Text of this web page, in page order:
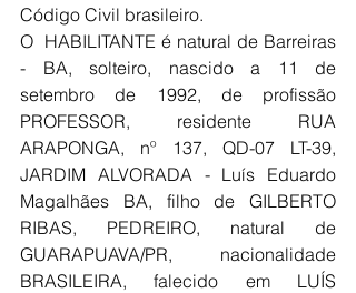
Código Civil brasileiro.
O  HABILITANTE é natural de Barreiras
- BA, solteiro, nascido a 11 de
setembro de 1992, de profissão
PROFESSOR, residente RUA
ARAPONGA, nº 137, QD-07 LT-39,
JARDIM ALVORADA - Luís Eduardo
Magalhães BA, filho de GILBERTO
RIBAS, PEDREIRO, natural de
GUARAPUAVA/PR, nacionalidade
BRASILEIRA, falecido em LUÍS